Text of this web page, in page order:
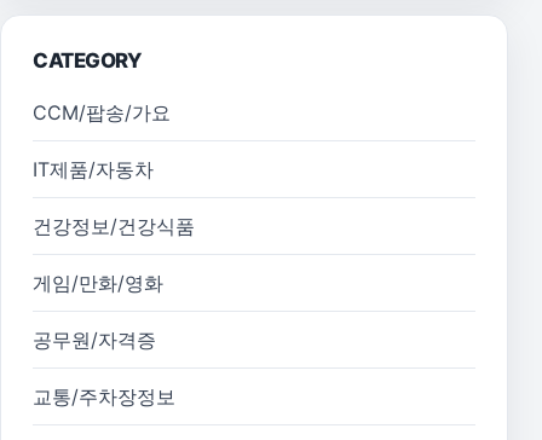
CATEGORY
CCM/팝송/가요
IT제품/자동차
건강정보/건강식품
게임/만화/영화
공무원/자격증
교통/주차장정보